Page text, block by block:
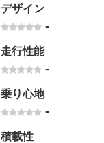
デザイン
-
走行性能
-
乗り心地
-
積載性